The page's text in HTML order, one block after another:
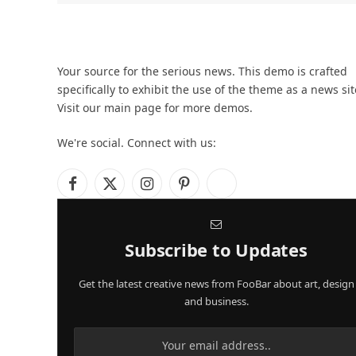
Your source for the serious news. This demo is crafted
specifically to exhibit the use of the theme as a news
Visit our main page for more demos.
We're social. Connect with us:
Facebook
X
InstagramPinterest
Subscribe to Updates
Get the latest creative news from FooBar about art, design
and business.